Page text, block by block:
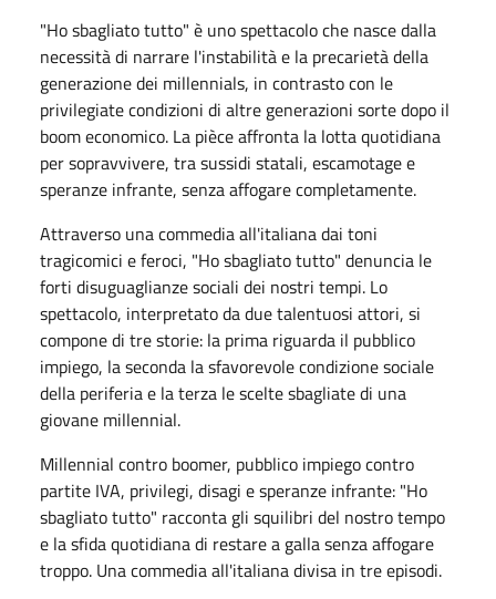
"Ho sbagliato tutto" è uno spettacolo che nasce dalla
necessità di narrare l'instabilità e la precarietà della
generazione dei millennials, in contrasto con le
privilegiate condizioni di altre generazioni sorte dopo il
boom economico. La pièce affronta la lotta quotidiana
per sopravvivere, tra sussidi statali, escamotage e
speranze infrante, senza affogare completamente.
Attraverso una commedia all'italiana dai toni
tragicomici e feroci, "Ho sbagliato tutto" denuncia le
forti disuguaglianze sociali dei nostri tempi. Lo
spettacolo, interpretato da due talentuosi attori, si
compone di tre storie: la prima riguarda il pubblico
impiego, la seconda la sfavorevole condizione sociale
della periferia e la terza le scelte sbagliate di una
giovane millennial.
Millennial contro boomer, pubblico impiego contro
partite IVA, privilegi, disagi e speranze infrante: "Ho
sbagliato tutto" racconta gli squilibri del nostro tempo
e la sfida quotidiana di restare a galla senza affogare
troppo. Una commedia all'italiana divisa in tre episodi.